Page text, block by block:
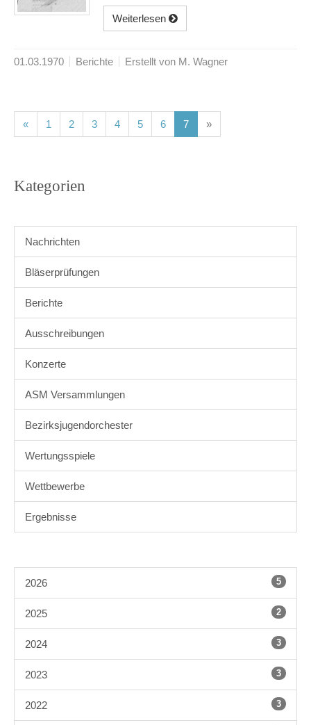
Weiterlesen
01.03.1970 Berichte Erstellt von M. Wagner
« 1 (current)
2(current)
3(current)
4(current)
5(current)
6(current)
7(current)
»
Kategorien
Nachrichten
Bläserprüfungen
Berichte
Ausschreibungen
Konzerte
ASM Versammlungen
Bezirksjugendorchester
Wertungsspiele
Wettbewerbe
Ergebnisse
2026 5
2025 2
2024 3
2023 3
2022 3